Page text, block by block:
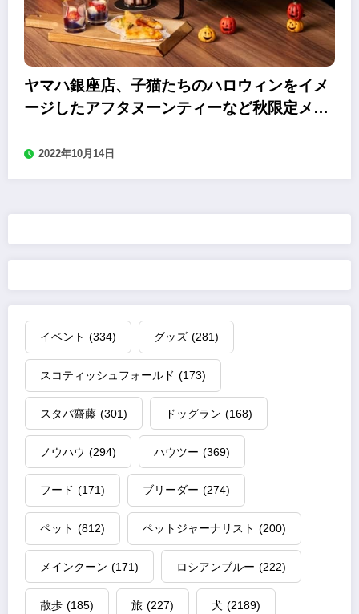
ヤマハ銀座店、子猫たちのハロウィンをイメ
ージしたアフタヌーンティーなど秋限定メニ
ュー
2022年10月14日
イベント (334) グッズ (281)
スコティッシュフォールド (173)
スタパ齋藤 (301) ドッグラン (168)
ノウハウ (294) ハウツー (369)
フード (171) ブリーダー (274)
ペット (812) ペットジャーナリスト (200)
メインクーン (171) ロシアンブルー (222)
散歩 (185) 旅 (227) 犬 (2189)